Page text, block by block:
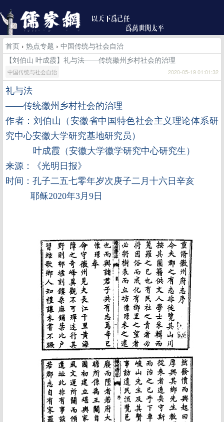
首页 › 热点专题 › 中国传统与社会自治
【刘伯山 叶成霞】礼与法——传统徽州乡村社会的治理
中国传统与社会自治 2020-05-19 01:01:32
礼与法
——传统徽州乡村社会的治理
作者：刘伯山（安徽省中国特色社会主义理论体系研
究中心安徽大学研究基地研究员）
叶成霞（安徽大学徽学研究中心研究生 ）
来源：《光明日报》
时间：孔子二五七零年岁次庚子二月十六日辛亥
耶稣2020年3月9日